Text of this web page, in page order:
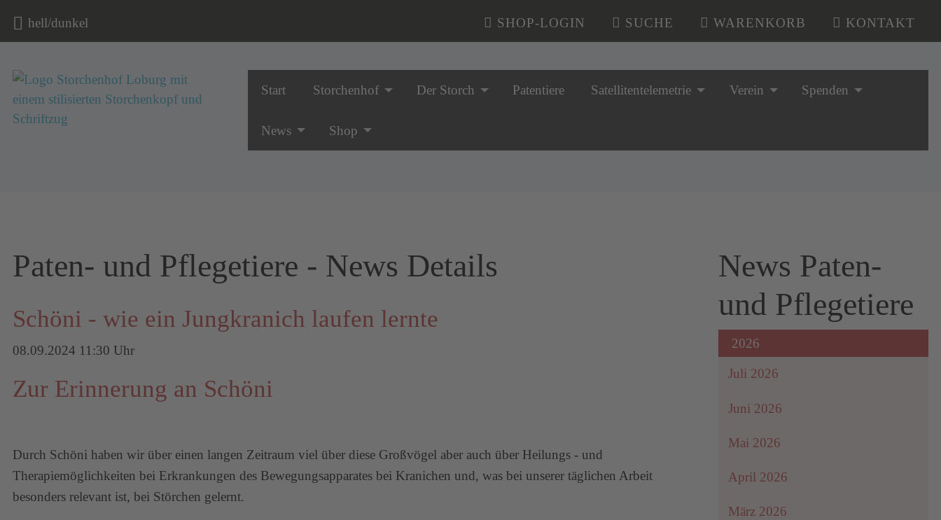
hell/dunkel SHOP-LOGIN SUCHE WARENKORB KONTAKT
Navigation überspringen
Start Storchenhof Der Storch Patentiere Satellitentelemetrie Verein Spenden
News Shop
Paten- und Pflegetiere - News Details
Schöni - wie ein Jungkranich laufen lernte
08.09.2024 11:30 Uhr
Zur Erinnerung an Schöni
Durch Schöni haben wir über einen langen Zeitraum viel über diese Großvögel aber auch über Heilungs - und
Therapiemöglichkeiten bei Erkrankungen des Bewegungsapparates bei Kranichen und, was bei unserer täglichen Arbeit
besonders relevant ist, bei Störchen gelernt.
News Paten-
und Pflegetiere
2026
Juli 2026
Juni 2026
Mai 2026
April 2026
März 2026